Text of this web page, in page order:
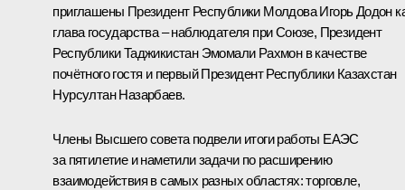
приглашены Президент Республики МолдоваИгорь Додон
глава государства – наблюдателя при Союзе, Президент
Республики Таджикистан Эмомали Рахмонв качестве
почётного гостя и первый Президент Республики Казахстан
Нурсултан Назарбаев.
Члены Высшего совета подвели итоги работы ЕАЭС
за пятилетие и наметили задачи по расширению
взаимодействия в самых разных областях: торговле,